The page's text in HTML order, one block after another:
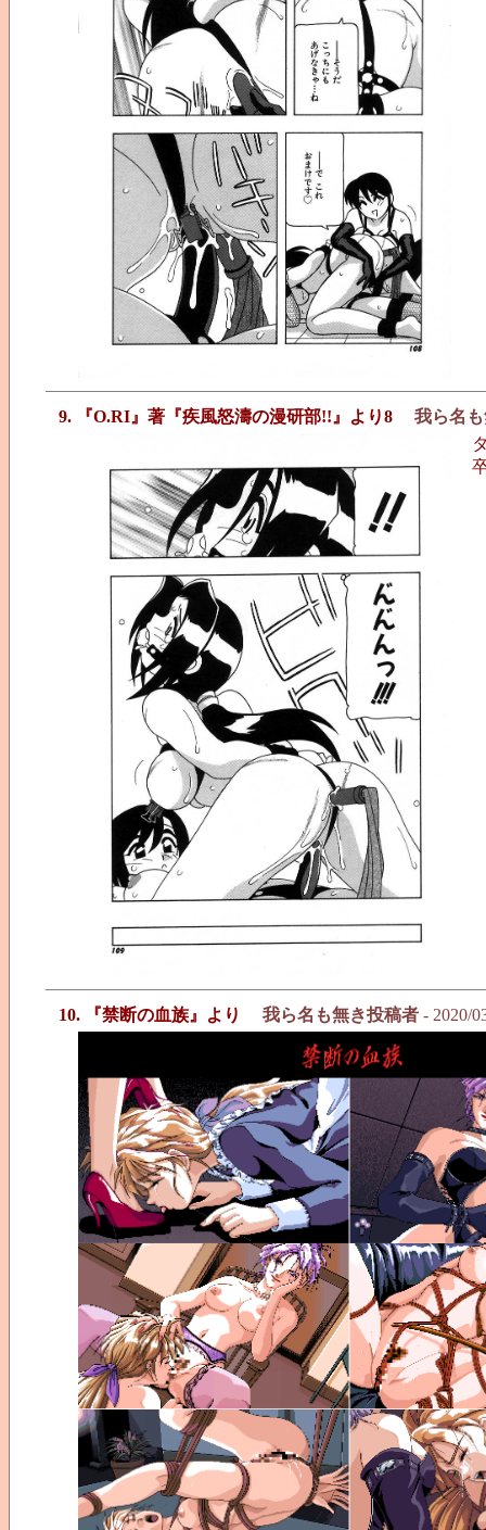
9. 『O.RI』著『疾風怒濤の漫研部!!』より8
我ら名
10. 『禁断の血族』より 我ら名も無き投稿者 - 2020/